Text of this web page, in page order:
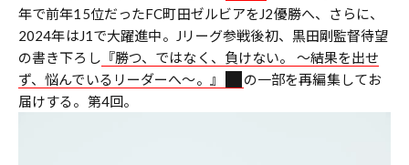
年で前年15位だったFC町田ゼルビアをJ2優勝へ、さらに、
2024年はJ1で大躍進中。Jリーグ参戦後初、黒田剛監督待望
の書き下ろし 『勝つ、ではなく、負けない。 〜結果を出せ
ず、悩んでいるリーダーへ〜。』
の一部を再編集してお
届けする。第4回。